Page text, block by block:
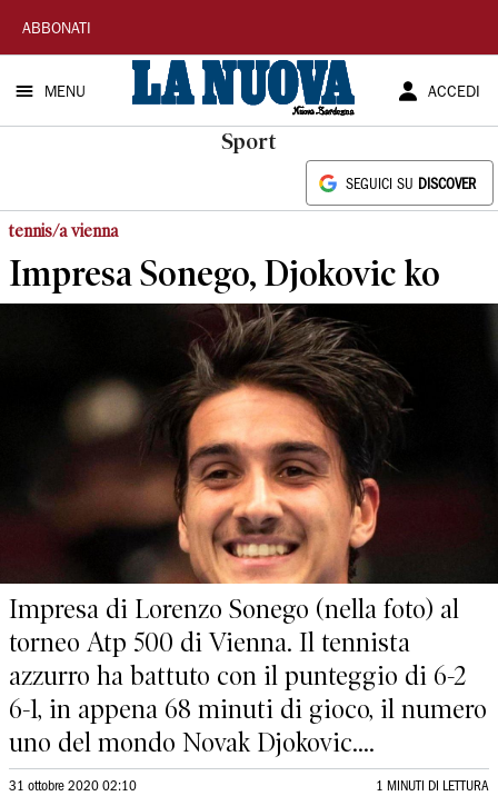
La
Nuova
Sardegna
ABBONATI
MENU ACCEDI
Sport
SEGUICI SU DISCOVER
tennis/a vienna
Impresa Sonego, Djokovic ko
Impresa di Lorenzo Sonego (nella foto) al
torneo Atp 500 di Vienna. Il tennista
azzurro ha battuto con il punteggio di 6-2
6-1, in appena 68 minuti di gioco, il numero
uno del mondo Novak Djokovic....
31 ottobre 2020 02:10 1 MINUTI DI LETTURA